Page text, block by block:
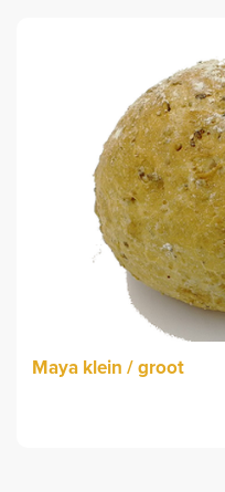
Maya klein / groot